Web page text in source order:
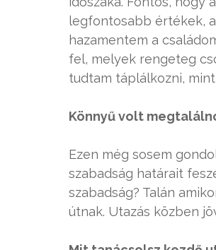
legfontosabb értékek,
hazamentem a
fel, melyek rengeteg
tudtam táplálkozni,
Könnyű volt
Ezen még sosem
szabadság határait
szabadság? Talán
útnak. Utazás közben